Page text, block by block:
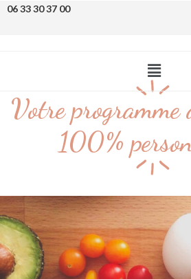
06 33 30 37 00
Votre
100%